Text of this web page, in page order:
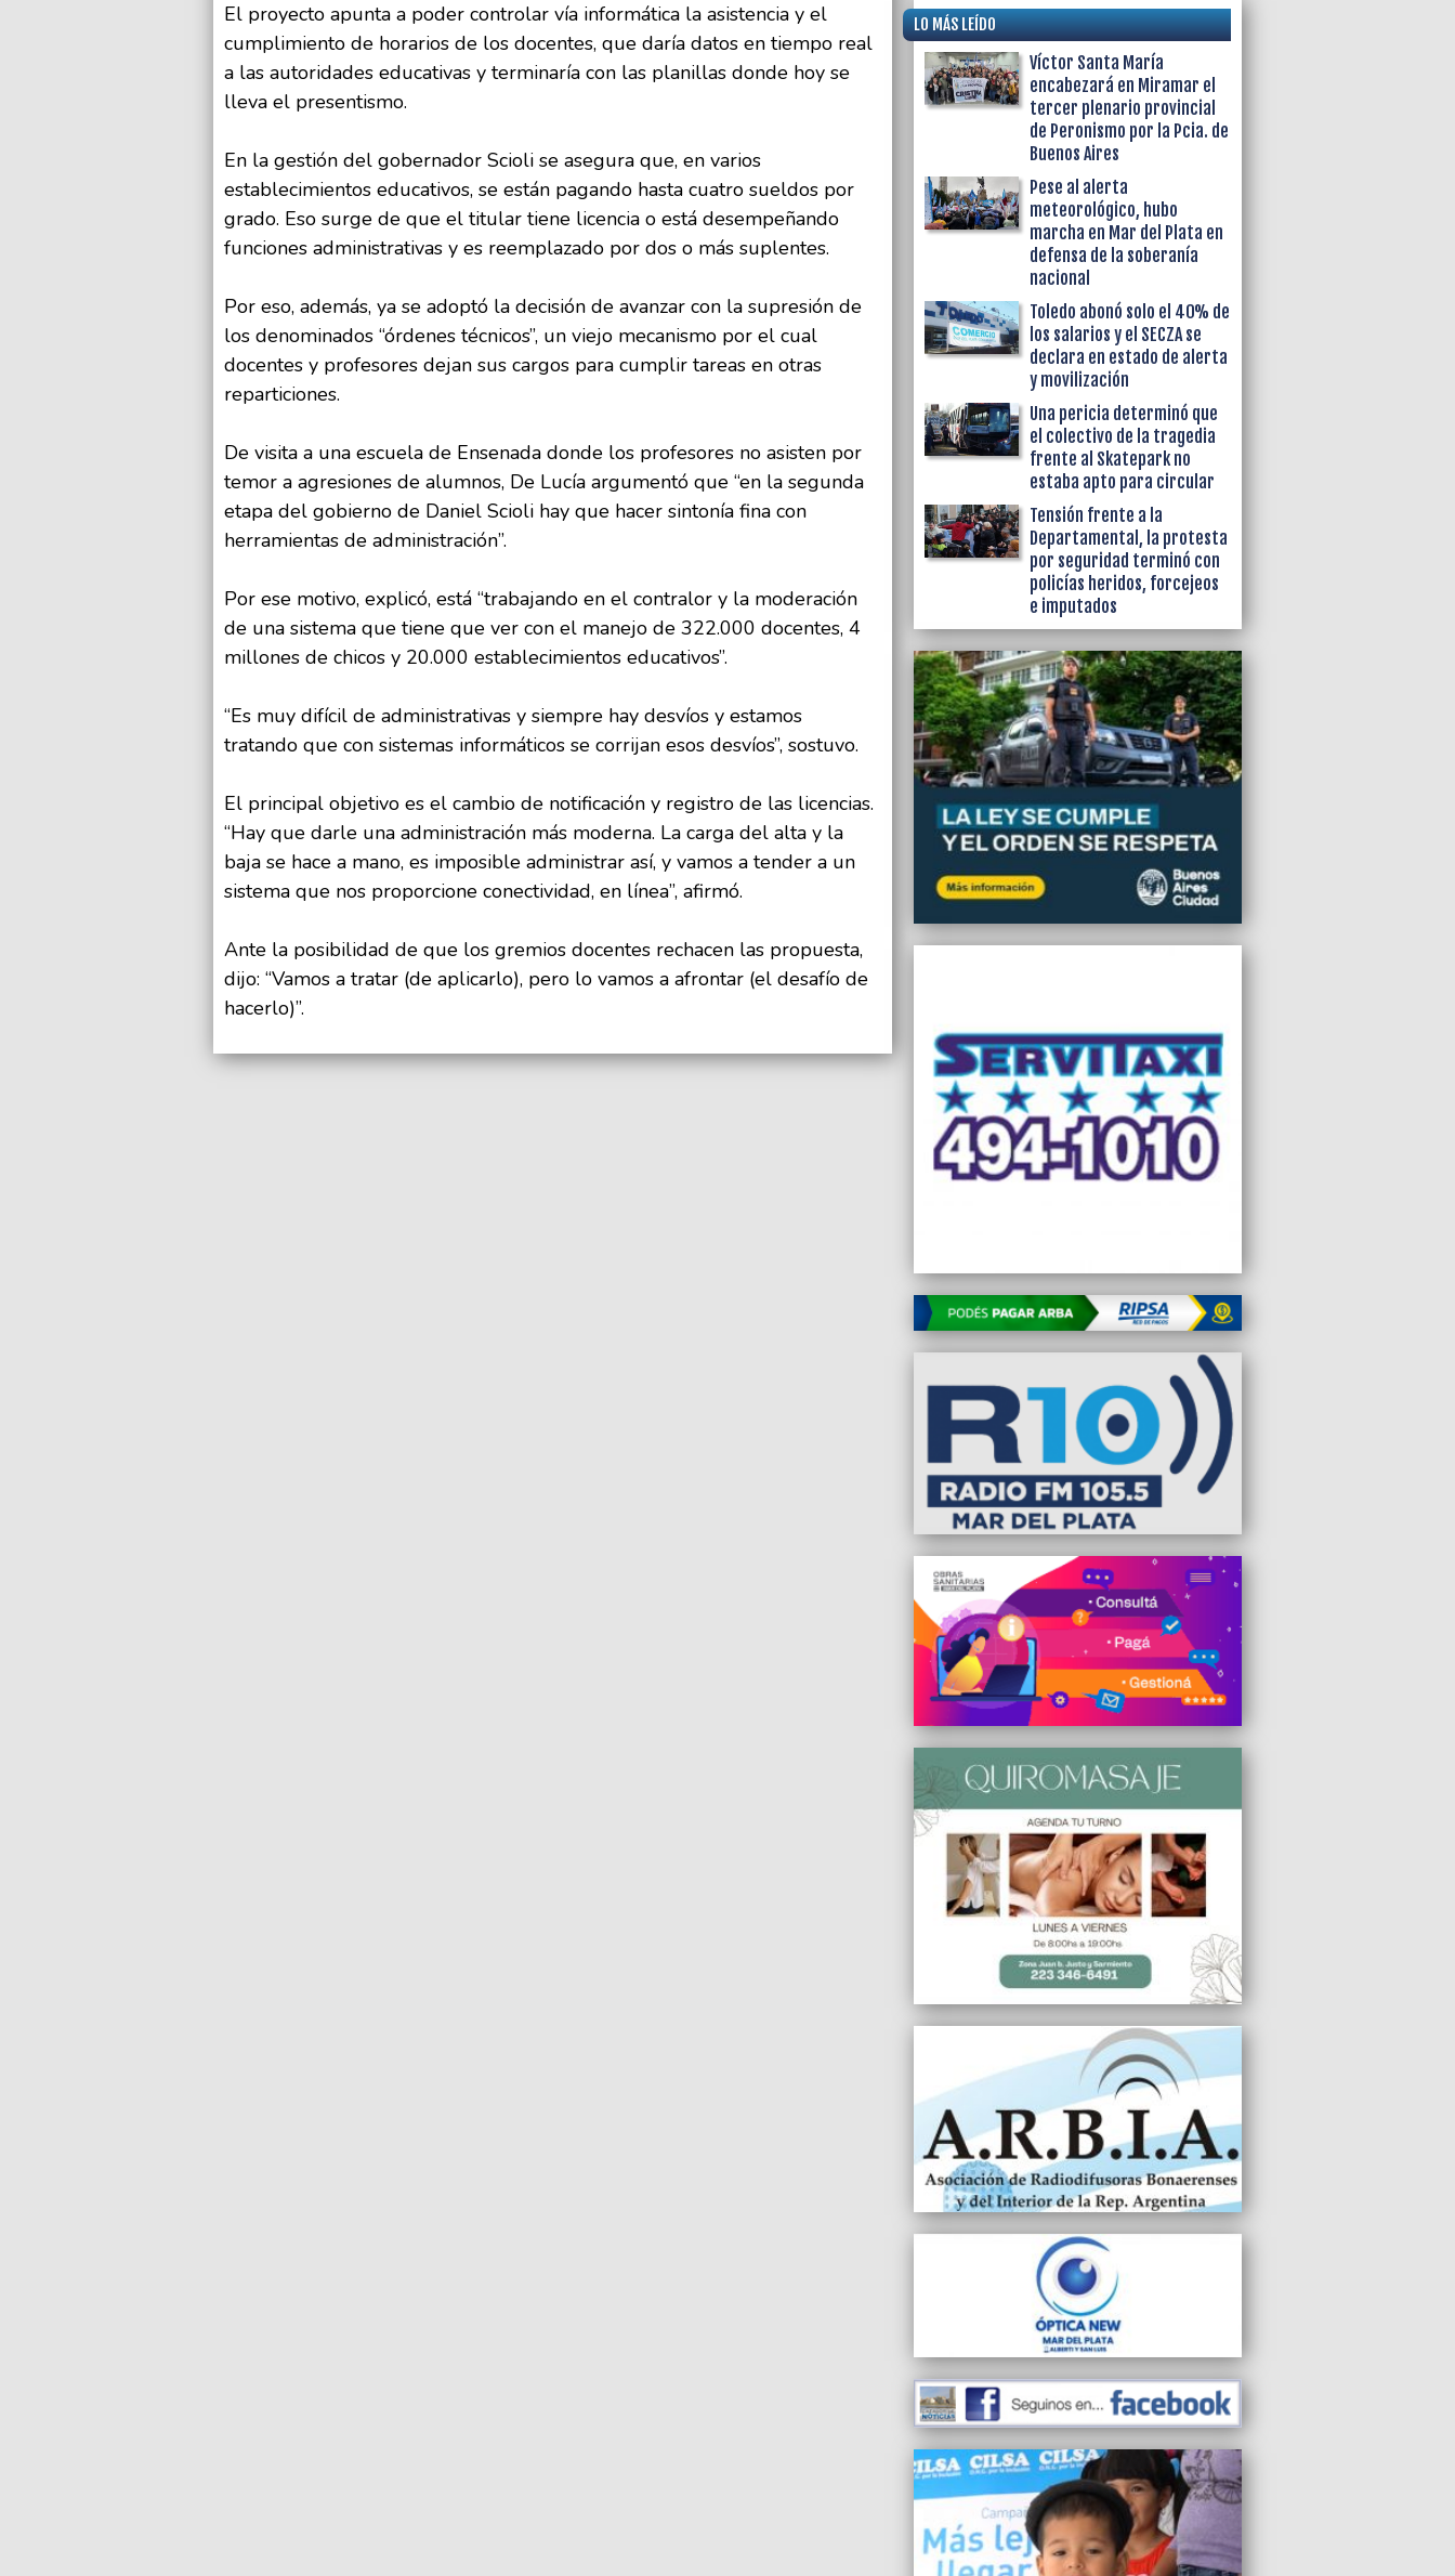
El proyecto apunta a poder controlar vía informática la asistencia y el
cumplimiento de horarios de los docentes, que daría datos en tiempo real
a las autoridades educativas y terminaría con las planillas donde hoy se
lleva el presentismo.
En la gestión del gobernador Scioli se asegura que, en varios
establecimientos educativos, se están pagando hasta cuatro sueldos por
grado. Eso surge de que el titular tiene licencia o está desempeñando
funciones administrativas y es reemplazado por dos o más suplentes.
Por eso, además, ya se adoptó la decisión de avanzar con la supresión de
los denominados “órdenes técnicos”, un viejo mecanismo por el cual
docentes y profesores dejan sus cargos para cumplir tareas en otras
reparticiones.
De visita a una escuela de Ensenada donde los profesores no asisten por
temor a agresiones de alumnos, De Lucía argumentó que “en la segunda
etapa del gobierno de Daniel Scioli hay que hacer sintonía fina con
herramientas de administración”.
Por ese motivo, explicó, está “trabajando en el contralor y la moderación
de una sistema que tiene que ver con el manejo de 322.000 docentes, 4
millones de chicos y 20.000 establecimientos educativos”.
“Es muy difícil de administrativas y siempre hay desvíos y estamos
tratando que con sistemas informáticos se corrijan esos desvíos”, sostuvo.
El principal objetivo es el cambio de notificación y registro de las licencias.
“Hay que darle una administración más moderna. La carga del alta y la
baja se hace a mano, es imposible administrar así, y vamos a tender a un
sistema que nos proporcione conectividad, en línea”, afirmó.
Ante la posibilidad de que los gremios docentes rechacen las propuesta,
dijo: “Vamos a tratar (de aplicarlo), pero lo vamos a afrontar (el desafío de
hacerlo)”.
LO MÁS LEÍDO
Víctor Santa María
encabezará en Miramar el
tercer plenario provincial
de Peronismo por la Pcia. de
Buenos Aires
Pese al alerta
meteorológico, hubo
marcha en Mar del Plata en
defensa de la soberanía
nacional
Toledo abonó solo el 40% de
los salarios y el SECZA se
declara en estado de alerta
y movilización
Una pericia determinó que
el colectivo de la tragedia
frente al Skatepark no
estaba apto para circular
Tensión frente a la
Departamental, la protesta
por seguridad terminó con
policías heridos, forcejeos
e imputados